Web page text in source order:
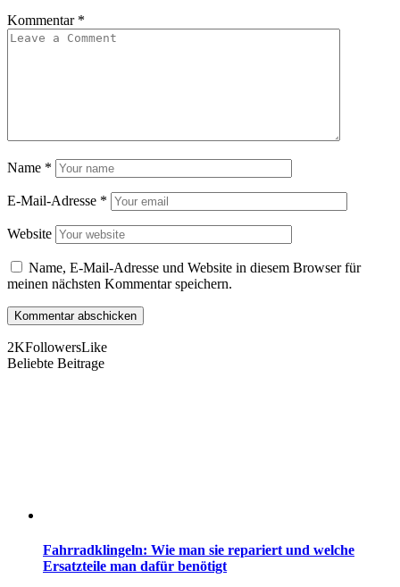
Kommentar *
Name *
E-Mail-Adresse *
Website
Name, E-Mail-Adresse und Website in diesem Browser für
meinen nächsten Kommentar speichern.
2KFollowersLike
Beliebte Beitrage
Fahrradklingeln: Wie man sie repariert und welche
Ersatzteile man dafür benötigt